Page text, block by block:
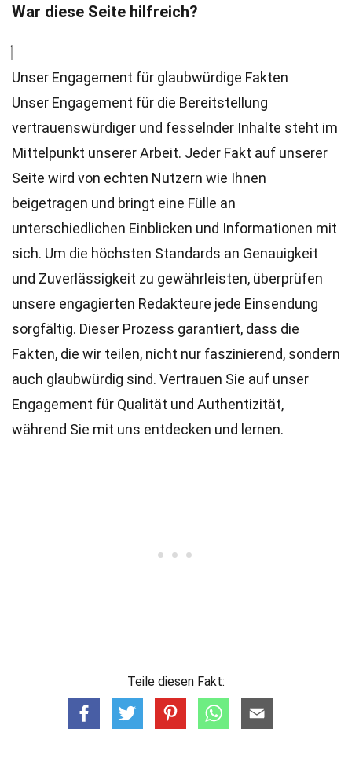
War diese Seite hilfreich?
Unser Engagement für glaubwürdige Fakten
Unser Engagement für die Bereitstellung
vertrauenswürdiger und fesselnder Inhalte steht im
Mittelpunkt unserer Arbeit. Jeder Fakt auf unserer
Seite wird von echten Nutzern wie Ihnen
beigetragen und bringt eine Fülle an
unterschiedlichen Einblicken und Informationen mit
sich. Um die höchsten Standards an Genauigkeit
und Zuverlässigkeit zu gewährleisten, überprüfen
unsere engagierten Redakteure jede Einsendung
sorgfältig. Dieser Prozess garantiert, dass die
Fakten, die wir teilen, nicht nur faszinierend, sondern
auch glaubwürdig sind. Vertrauen Sie auf unser
Engagement für Qualität und Authentizität,
während Sie mit uns entdecken und lernen.
Teile diesen Fakt: